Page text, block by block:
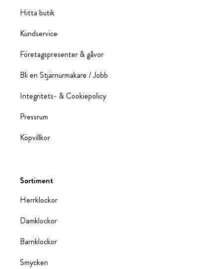
Hitta butik
Kundservice
Företagspresenter & gåvor
Bli en Stjärnurmakare / Jobb
Integritets- & Cookiepolicy
Pressrum
Köpvillkor
Sortiment
Herrklockor
Damklockor
Barnklockor
Smycken